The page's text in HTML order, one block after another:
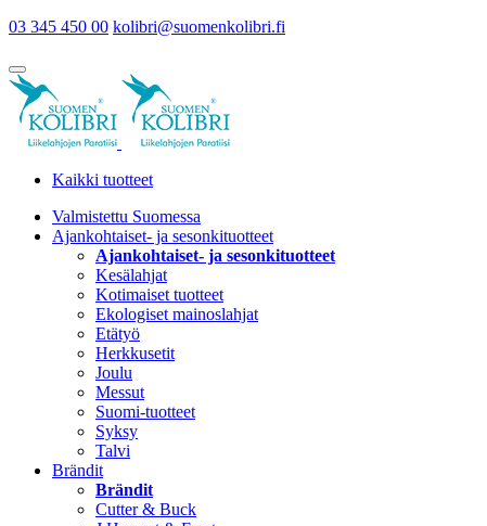
03 345 450 00 kolibri@suomenkolibri.fi
Kaikki tuotteet
Valmistettu Suomessa
Ajankohtaiset- ja sesonkituotteet
Ajankohtaiset- ja sesonkituotteet
Kesälahjat
Kotimaiset tuotteet
Ekologiset mainoslahjat
Etätyö
Herkkusetit
Joulu
Messut
Suomi-tuotteet
Syksy
Talvi
Brändit
Brändit
Cutter & Buck